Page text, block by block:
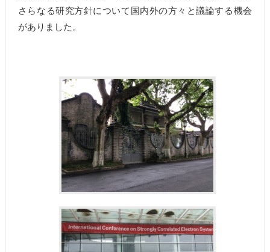
さらなる研究方針について国内外の方々と議論する機会
がありました。